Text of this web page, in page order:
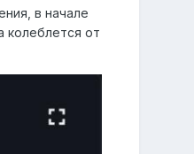
в начале
колеблется от